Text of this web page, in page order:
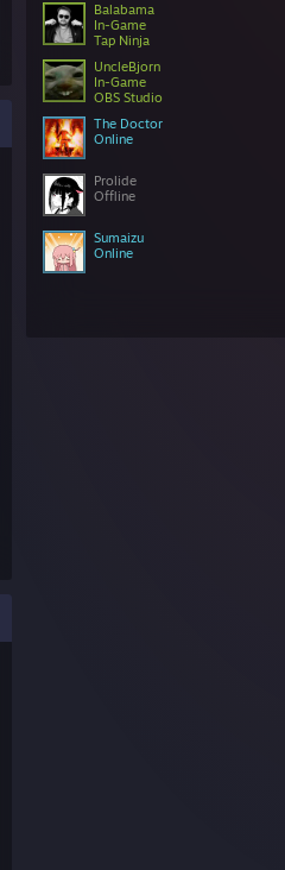
Balabama
In-Game
Tap Ninja
UncleBjorn
In-Game
OBS Studio
The Doctor
Online
Prolide
Offline
Sumaizu
Online